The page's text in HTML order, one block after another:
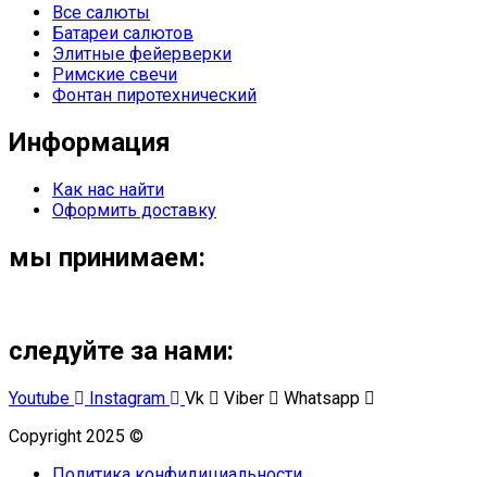
Все салюты
Батареи салютов
Элитные фейерверки
Римские свечи
Фонтан пиротехнический
Информация
Как нас найти
Оформить доставку
мы принимаем:
следуйте за нами:
Youtube Instagram Vk Viber
Whatsapp
Copyright 2025 ©